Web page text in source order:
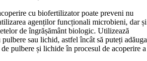
cu biofertilizator poate preveni nu
agenților funcționali microbieni, dar și
de îngrășământ biologic. Utilizează
sau lichid, astfel încât să puteți adăuga
pulbere și lichide în procesul de acoperire a